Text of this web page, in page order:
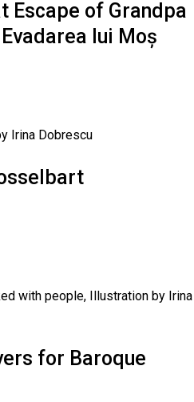
Escape of Grandpa
lui Moș
for Baroque